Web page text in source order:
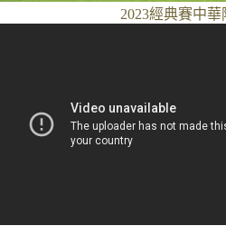
2023經典賽中華